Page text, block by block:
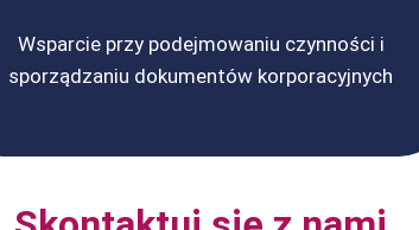
Wsparcie przy podejmowaniu czynności i
sporządzaniu dokumentów korporacyjnych